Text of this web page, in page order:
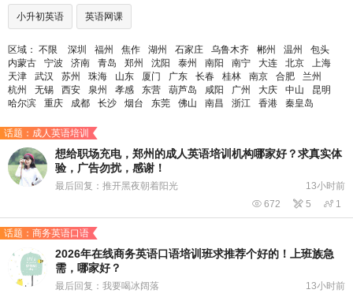
小升初英语 英语网课
区域： 不限 深圳 福州 焦作 湖州 石家庄 乌鲁木齐 郴州 温州
包头
内蒙古
宁波 济南 青岛 郑州 沈阳 泰州 南阳 南宁 大连 北京
上海
天津
武汉 苏州 珠海 山东 厦门 广东 长春 桂林 南京 合肥
兰州
杭州
无锡 西安 泉州 孝感 东营 葫芦岛 咸阳 广州 大庆 中山
昆明
哈尔滨
重庆 成都 长沙 烟台 东莞 佛山 南昌 浙江 香港 秦皇岛
话题：成人英语培训
想给职场充电，郑州的成人英语培训机构哪家好？求真实体
验，广告勿扰，感谢！
最后回复：推开黑夜朝着阳光 13小时前
 672  5  1
话题：商务英语口语
2026年在线商务英语口语培训班求推荐个好的！上班族急
需，哪家好？
最后回复：我要喝冰阔落 13小时前